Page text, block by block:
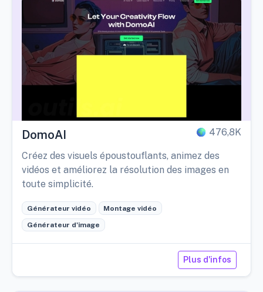
DomoAI 476,8K
Créez des visuels époustouflants, animez des
vidéos et améliorez la résolution des images en
toute simplicité.
Générateur vidéo Montage vidéo
Générateur d'image
Plus d'infos